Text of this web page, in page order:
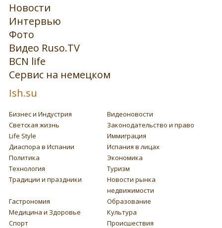
Новости
Интервью
Фото
Видео Ruso.TV
BCN life
Сервис на немецком
Ish.su
Бизнес и Индустрия
Видеоновости
Светская жизнь
Законодательство и право
Life Style
Иммиграция
Диаспора в Испании
Испания в лицах
Политика
Экономика
Технология
Туризм
Традиции и праздники
Новости рынка
недвижимости
Гастрономия
Образование
Медицина и Здоровье
Культура
Спорт
Происшествия